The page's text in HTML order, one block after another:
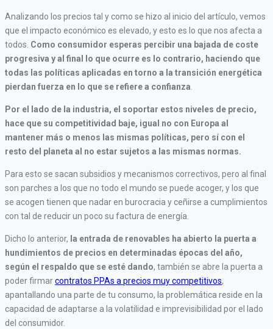
Analizando los precios tal y como se hizo al inicio del artículo, vemos
que el impacto económico es elevado, y esto es lo que nos afecta a
todos. Como consumidor esperas percibir una bajada de coste
progresiva y al final lo que ocurre es lo contrario, haciendo que
todas las políticas aplicadas en torno a la transición energética
pierdan fuerza en lo que se refiere a confianza.
Por el lado de la industria, el soportar estos niveles de precio,
hace que su competitividad baje, igual no con Europa al
mantener más o menos las mismas políticas, pero sí con el
resto del planeta al no estar sujetos a las mismas normas.
Para esto se sacan subsidios y mecanismos correctivos, pero al final
son parches a los que no todo el mundo se puede acoger, y los que
se acogen tienen que nadar en burocracia y ceñirse a cumplimientos
con tal de reducir un poco su factura de energía.
Dicho lo anterior, la entrada de renovables ha abierto la puerta a
hundimientos de precios en determinadas épocas del año,
según el respaldo que se esté dando, también se abre la puerta a
poder firmarcontratos PPAs a precios muy competitivos,
apantallando una parte de tu consumo, la problemática reside en la
capacidad de adaptarse a la volatilidad e imprevisibilidad por el lado
del consumidor.